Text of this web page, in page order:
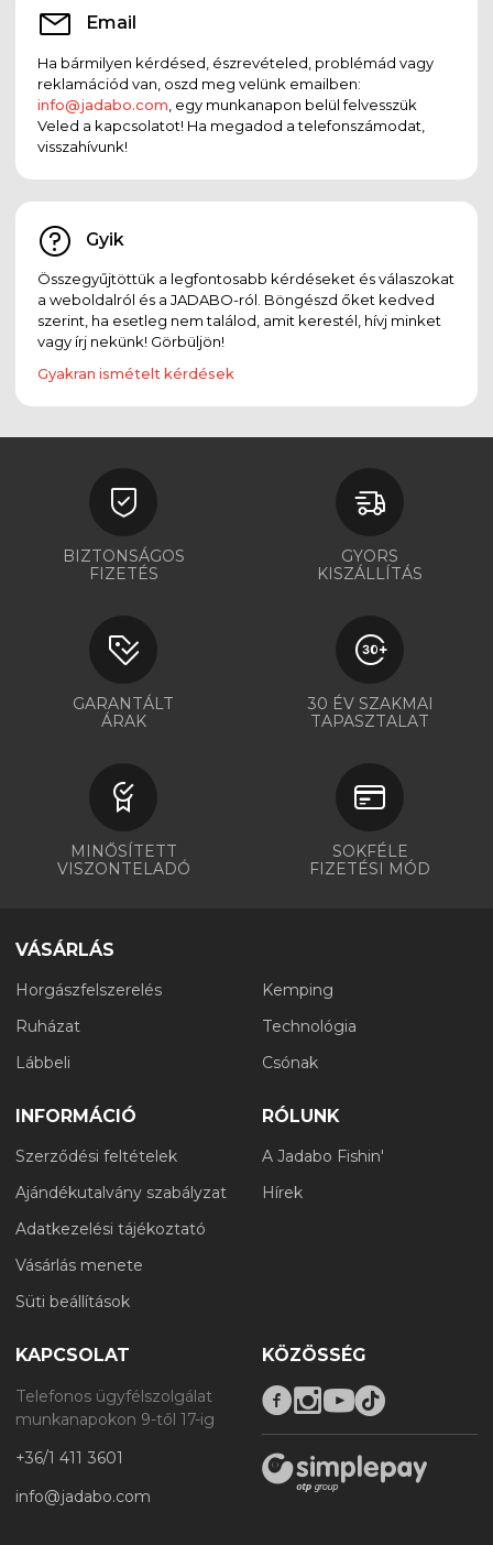
Email
Ha bármilyen kérdésed, észrevételed, problémád vagy
reklamációd van, oszd meg velünk emailben:
info@jadabo.com , egy munkanapon belül felvesszük
Veled a kapcsolatot! Ha megadod a telefonszámodat,
visszahívunk!
Gyik
Összegyűjtöttük a legfontosabb kérdéseket és válaszokat
a weboldalról és a JADABO-ról. Böngészd őket kedved
szerint, ha esetleg nem találod, amit kerestél, hívj minket
vagy írj nekünk! Görbüljön!
Gyakran ismételt kérdések
BIZTONSÁGOS
FIZETÉS
GYORS
KISZÁLLÍTÁS
GARANTÁLT
ÁRAK
30 ÉV SZAKMAI
TAPASZTALAT
MINŐSÍTETT
VISZONTELADÓ
SOKFÉLE
FIZETÉSI MÓD
VÁSÁRLÁS
Horgászfelszerelés
Ruházat
Lábbeli
Kemping
Technológia
Csónak
INFORMÁCIÓ
Szerződési feltételek
Ajándékutalvány szabályzat
Adatkezelési tájékoztató
Vásárlás menete
Süti beállítások
RÓLUNK
A Jadabo Fishin'
Hírek
KAPCSOLAT
Telefonos ügyfélszolgálat
munkanapokon 9-től 17-ig
+36/1 411 3601
info@jadabo.com
KÖZÖSSÉG